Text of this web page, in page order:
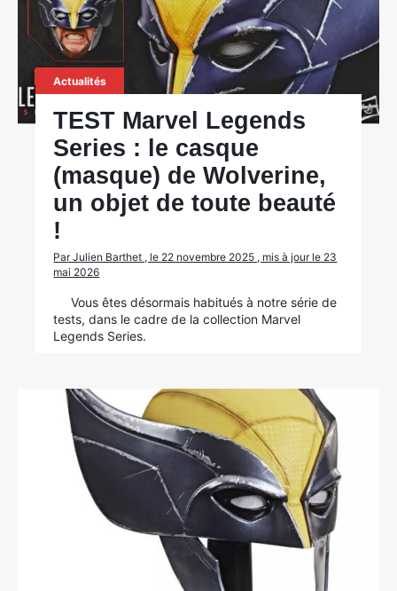
Actualités
TEST Marvel Legends
Series : le casque
(masque) de Wolverine,
un objet de toute beauté
!
Par Julien Barthet , le 22 novembre 2025 , mis à jour le 23
mai 2026
Vous êtes désormais habitués à notre série de
tests, dans le cadre de la collection Marvel
Legends Series.